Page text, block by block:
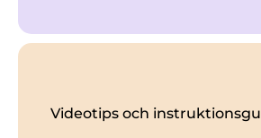
Videotips och